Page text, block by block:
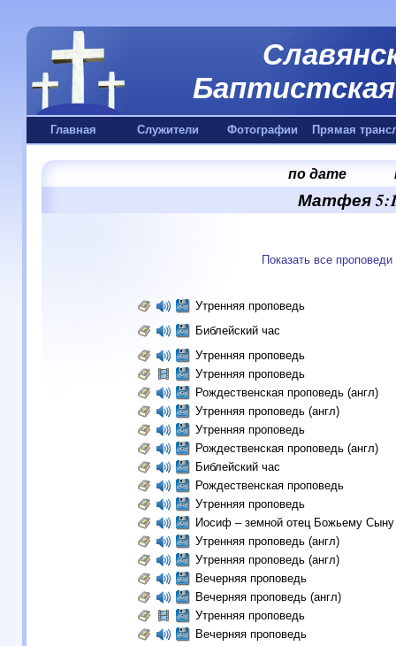
Главная Служители Фотографии Прямая
по дате
Матфея
Показать все
Утренняя проповедь
Библейский час
Утренняя проповедь
Утренняя проповедь
Рождественская проповедь (англ)
Утренняя проповедь (англ)
Утренняя проповедь
Рождественская проповедь (англ)
Библейский час
Рождественская проповедь
Утренняя проповедь
Иосиф – земной отец Божьему
Утренняя проповедь (англ)
Утренняя проповедь (англ)
Вечерняя проповедь
Вечерняя проповедь (англ)
Утренняя проповедь
Вечерняя проповедь